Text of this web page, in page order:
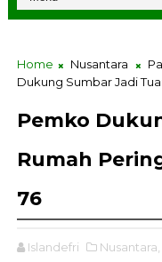
Home Nusantara
Dukung Sumbar Jadi
Pemko
Rumah
76
Islandefri Nusantara,